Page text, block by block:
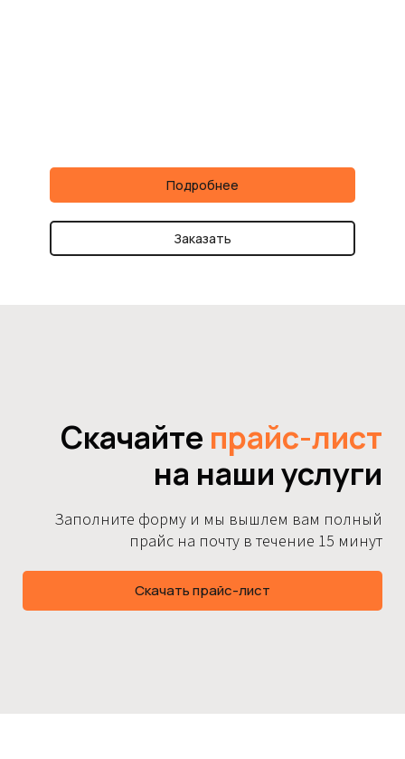
Подробнее
Заказать
Скачайте прайс-лист
на наши услуги
Заполните форму и мы вышлем вам полный
прайс на почту в течение 15 минут
Скачать прайс-лист